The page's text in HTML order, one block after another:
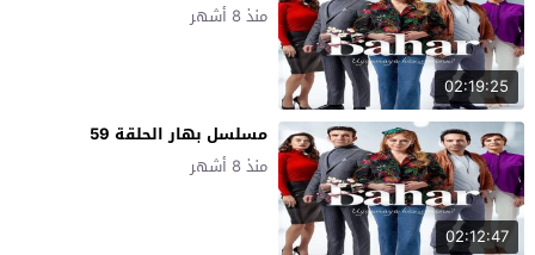
02:19:25
منذ 8 أشهر
02:12:47
مسلسل بهار الحلقة 59
منذ 8 أشهر